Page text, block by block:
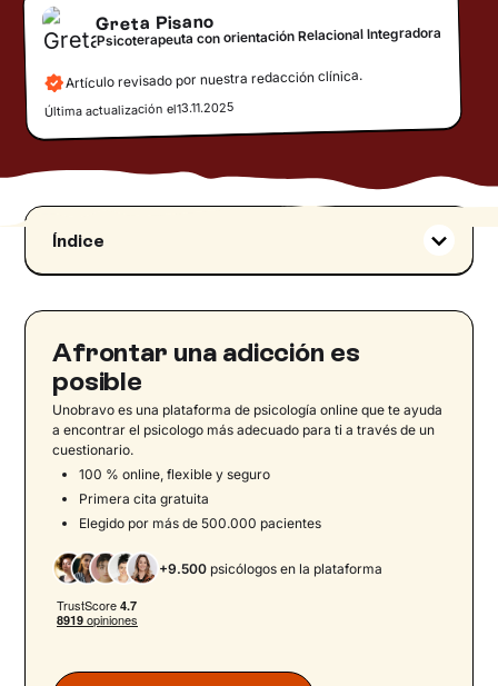
Greta Pisano
Psicoterapeuta con orientación Relacional Integradora
Artículo revisado por nuestra redacción clínica.
Última actualización el13.11.2025
Índice
Modelos mentales en la infancia
El vínculo padres-hijos: "la base segura”
Paternidad insegura e inmadura
Dificultades parentales y desarrollo psicológico
del niño
Las consecuencias de las dificultades
parentales en el niño
La transmisión generacional del trauma
Atención y protección del menor: tratamiento
¿Por qué terapia familiar?
Señales y síntomas en hijos de padres con
adicción a las drogas
Afrontar una adicción es
posible
Unobravo es una plataforma de psicología online que te ayuda
a encontrar el psicologo más adecuado para ti a través de un
cuestionario.
100 % online, flexible y seguro
Primera cita gratuita
Elegido por más de 500.000 pacientes
+9.500 psicólogos en la plataforma